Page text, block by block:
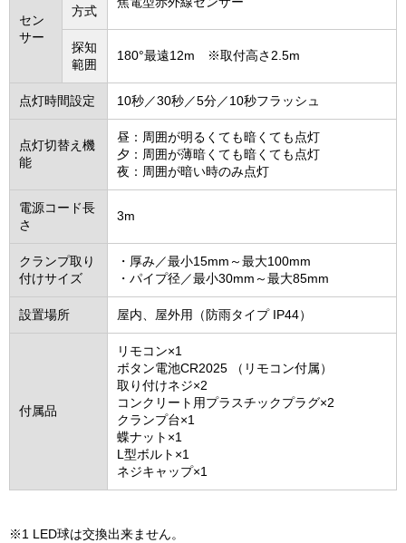
セン
サー
方式
探知
範囲
180°最遠12m ※取付高さ2.5m
点灯時間設定 10秒／30秒／5分／10秒フラッシュ
点灯切替え機
能
昼：周囲が明るくても暗くても点灯
夕：周囲が薄暗くても暗くても点灯
夜：周囲が暗い時のみ点灯
電源コード長
さ
3m
クランプ取り
付けサイズ
・厚み／最小15mm～最大100mm
・パイプ径／最小30mm～最大85mm
設置場所 屋内、屋外用（防雨タイプ IP44）
付属品
リモコン×1
ボタン電池CR2025 （リモコン付属）
取り付けネジ×2
コンクリート用プラスチックプラグ×2
クランプ台×1
蝶ナット×1
L型ボルト×1
ネジキャップ×1
※1 LED球は交換出来ません。